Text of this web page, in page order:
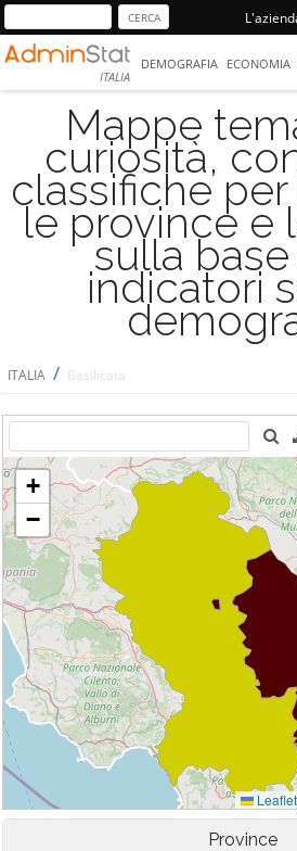
ITALIA
DEMOGRAFIA ECONOMIA
Mappe
curiosità,
classifiche
le province e
sulla
indicatori
ITALIA / Basilicata
Province